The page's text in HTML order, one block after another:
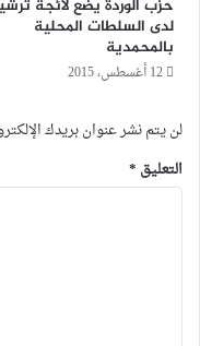
حزب الوردة يضع لائجة
لدى السلطات المحلية
بالمحمدية
12 أغسطس، 2015
لن يتم نشر عنوان بريدك
التعليق *